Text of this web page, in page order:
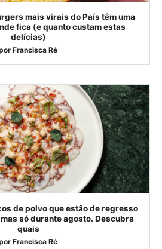
mais virais do País têm uma
fica (e quanto custam estas
delícias)
Francisca Ré
de polvo que estão de regresso
só durante agosto. Descubra
quais
Francisca Ré